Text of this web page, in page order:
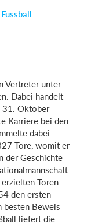
Fussball
Vertreter unter
Dabei handelt
31. Oktober
Karriere bei den
dabei
Tore, womit er
der Geschichte
Toren
den ersten
besten Beweis
liefert die